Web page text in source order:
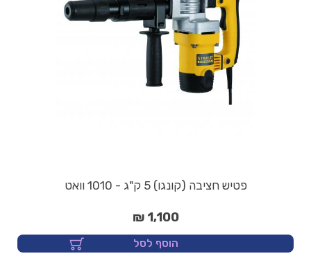
פטיש חציבה (קונגו) 5 ק"ג - 1010 וואט
1,100 ₪
הוסף לסל